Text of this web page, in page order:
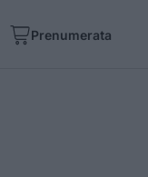
Prenumerata